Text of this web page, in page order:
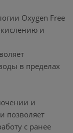
Oxygen Free
и
в пределах
и
позволяет
с ранее